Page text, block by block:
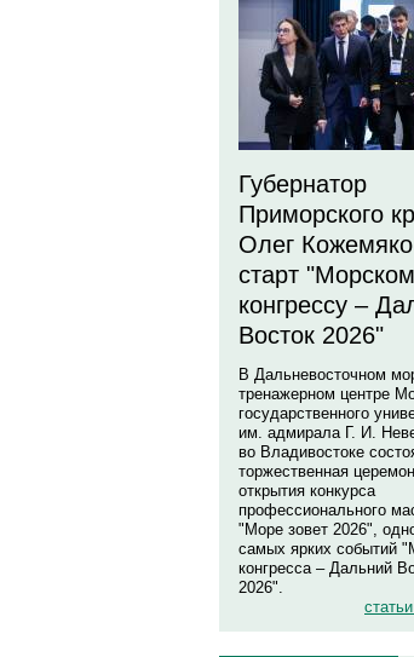
Губернатор
Приморского
Олег
старт
конгрессу –
Восток 2026"
В Дальневосточном
тренажерном центре
государственного
им. адмирала Г. И.
во Владивостоке
торжественная
открытия конкурса
профессионального
"Море зовет 2026",
самых ярких событий
конгресса – Дальний
2026".